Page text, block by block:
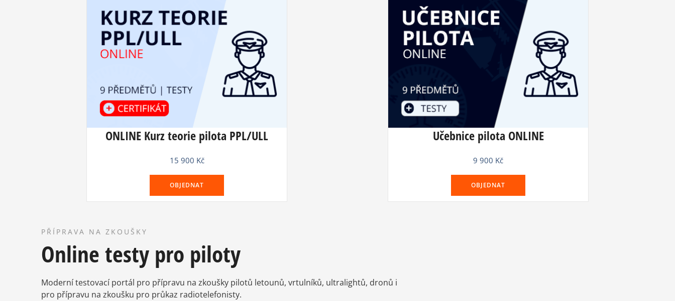
ONLINE Kurz teorie pilota PPL/ULL
15 900 Kč
OBJEDNAT
Učebnice pilota ONLINE
9 900 Kč
OBJEDNAT
PŘÍPRAVA NA ZKOUŠKY
Online testy pro piloty
Moderní testovací portál pro přípravu na zkoušky pilotů letounů, vrtulníků, ultralightů, dronů i
pro přípravu na zkoušku pro průkaz radiotelefonisty.